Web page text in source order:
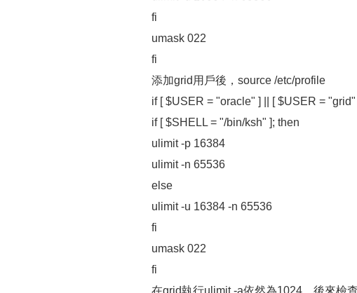
fi
umask 022
fi
添加grid用戶後，source /etc/profile
if [ $USER = "oracle" ] || [ $USER = "grid"
if [ $SHELL = "/bin/ksh" ]; then
ulimit -p 16384
ulimit -n 65536
else
ulimit -u 16384 -n 65536
fi
umask 022
fi
在grid執行ulimit -a依然為1024，後來檢